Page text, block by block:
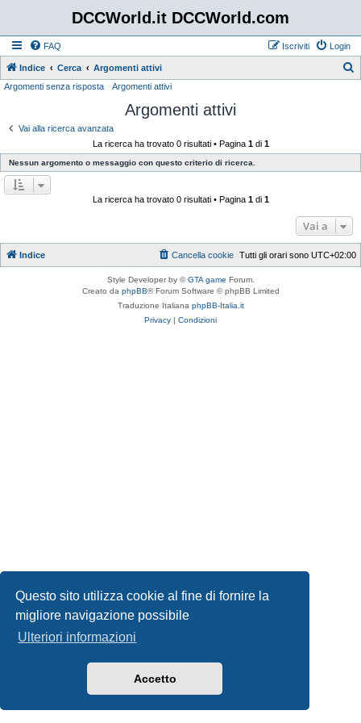
Questo sito utilizza cookie al fine di fornire la
migliore navigazione possibile
Ulteriori informazioni
Accetto
DCCWorld.it DCCWorld.com
FAQ Login
Iscriviti
Indice Cerca Argomenti attivi
Argomenti senza risposta Argomenti attivi
Argomenti attivi
Vai alla ricerca avanzata
La ricerca ha trovato 0 risultati • Pagina 1di 1
Nessun argomento o messaggio con questo criterio di ricerca.
La ricerca ha trovato 0 risultati • Pagina 1di 1
Vai a
Indice Tutti gli orari sono UTC+02:00
Cancella cookie
Style Developer by ©GTA game Forum.
Creato da phpBB® Forum Software © phpBB Limited
Traduzione Italiana phpBB-Italia.it
Privacy | Condizioni